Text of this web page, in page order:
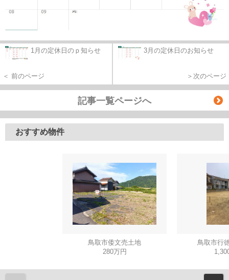
1月の定休日のｐ知らせ
＜ 前のページ
3月の定休日のお知らせ
＞次のページ
記事一覧ページへ
おすすめ物件
鳥取市倭文売土地
280万円
鳥取市行